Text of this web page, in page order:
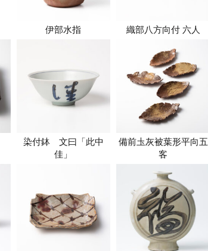
伊部水指 織部八方向付 六人
染付鉢 文曰「此中
佳」
備前圡灰被葉形平向五
客